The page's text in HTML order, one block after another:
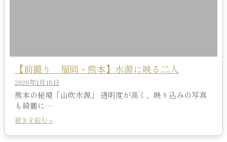
【前撮り 福岡・熊本】水源に映る二人
2026年1月16日
熊本の秘境「山吹水源」 透明度が高く、映り込みの写真
も綺麗に…
続きを読む »